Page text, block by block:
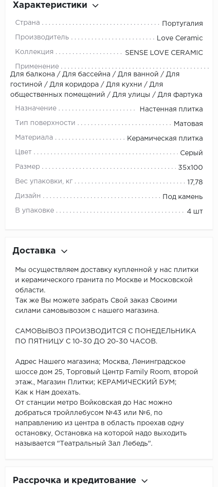
Характеристики
Страна Португалия
Производитель Love Ceramic
Коллекция SENSE LOVE CERAMIC
Применение
Для балкона / Для бассейна / Для ванной / Для
гостиной / Для коридора / Для кухни / Для
общественных помещений / Для улицы / Для фартука
Назначение Настенная плитка
Тип поверхности Матовая
Материала Керамическая плитка
Цвет Серый
Размер 35х100
Вес упаковки, кг 17,78
Дизайн Под камень
В упаковке 4 шт
Доставка
Мы осуществляем доставку купленной у нас плитки
и керамического гранита по Москве и Московской
области.
Так же Вы можете забрать Свой заказ Своими
силами самовывозом с нашего магазина.
САМОВЫВОЗ ПРОИЗВОДИТСЯ С ПОНЕДЕЛЬНИКА
ПО ПЯТНИЦУ С 10-30 ДО 20-30 ЧАСОВ.
Адрес Нашего магазина; Москва, Ленинградское
шоссе дом 25, Торговый Центр Family Room, второй
этаж., Магазин Плитки; КЕРАМИЧЕСКИЙ БУМ;
Как к Нам доехать.
От станции метро Войковская до Нас можно
добраться тройллебусом №43 или №6, по
направлению из центра в область проехав одну
остановку, Остановка на которой надо выходить
называется "Театральный Зал Лебедь".
Рассрочка и кредитование